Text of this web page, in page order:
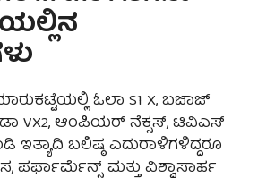
ಓಲಾ S1 X, ಬಜಾಜ್
VX2, ಆಂಪಿಯರ್ ನೆಕ್ಸಸ್, ಟಿವಿಎಸ್
ಇತ್ಯಾದಿ ಬಲಿಷ್ಠ ಎದುರಾಳಿಗಳಿದ್ದರೂ
ಪರ್ಫಾರ್ಮೆನ್ಸ್ ಮತ್ತು ವಿಶ್ವಾಸಾರ್ಹ